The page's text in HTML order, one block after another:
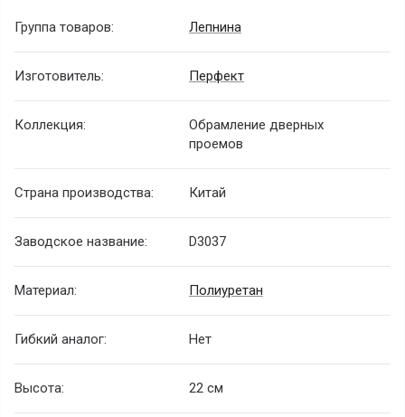
Группа товаров: Лепнина
Изготовитель: Перфект
Коллекция:
Обрамлениe дверных
проeмов
Страна производства: Китай
Заводское название: D3037
Материал: Полиуретан
Гибкий аналог: Нет
Высота: 22 см